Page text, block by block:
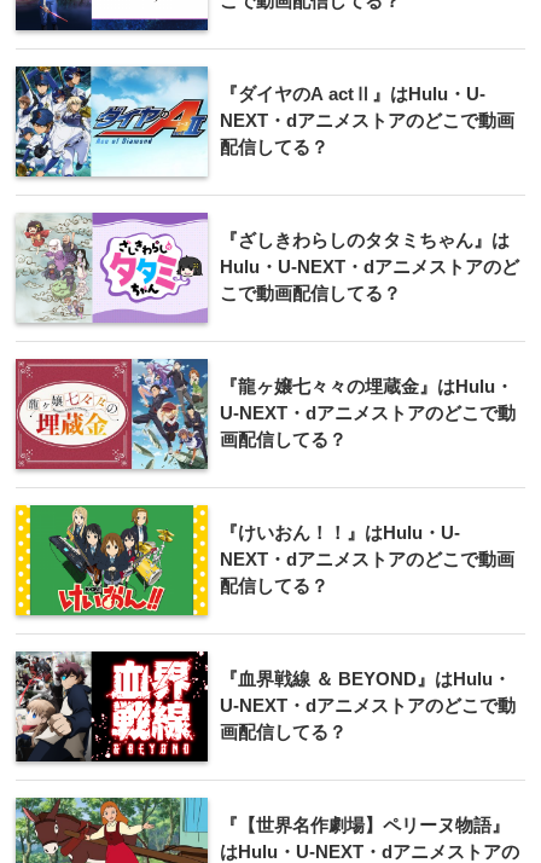
『ダイヤのA actⅡ』はHulu・U-
NEXT・dアニメストアのどこで動画
配信してる？
『ざしきわらしのタタミちゃん』は
Hulu・U-NEXT・dアニメストアのど
こで動画配信してる？
『龍ヶ嬢七々々の埋蔵金』はHulu・
U-NEXT・dアニメストアのどこで動
画配信してる？
『けいおん！！』はHulu・U-
NEXT・dアニメストアのどこで動画
配信してる？
『血界戦線 ＆ BEYOND』はHulu・
U-NEXT・dアニメストアのどこで動
画配信してる？
『【世界名作劇場】ペリーヌ物語』
はHulu・U-NEXT・dアニメストアの